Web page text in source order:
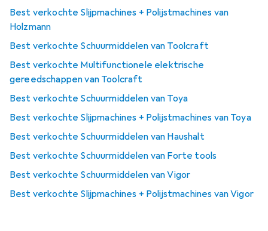
Best verkochte Slijpmachines + Polijstmachines van
Holzmann
Best verkochte Schuurmiddelen van Toolcraft
Best verkochte Multifunctionele elektrische
gereedschappen van Toolcraft
Best verkochte Schuurmiddelen van Toya
Best verkochte Slijpmachines + Polijstmachines van Toya
Best verkochte Schuurmiddelen van Haushalt
Best verkochte Schuurmiddelen van Forte tools
Best verkochte Schuurmiddelen van Vigor
Best verkochte Slijpmachines + Polijstmachines van Vigor